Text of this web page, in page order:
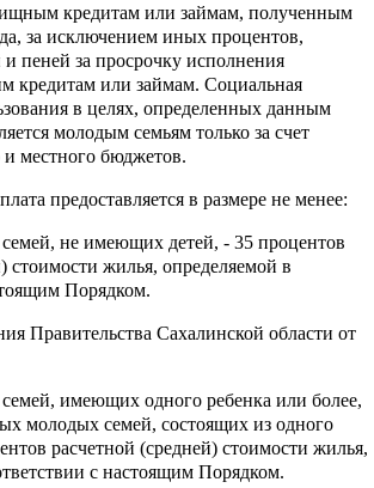
кредитам или займам, полученным
за исключением иных процентов,
пеней за просрочку исполнения
кредитам или займам. Социальная
в целях, определенных данным
молодым семьям только за счет
и местного бюджетов.
предоставляется в размере не менее:
не имеющих детей, - 35 процентов
стоимости жилья, определяемой в
Порядком.
Правительства Сахалинской области от
имеющих одного ребенка или более,
молодых семей, состоящих из одного
расчетной (средней) стоимости жилья,
с настоящим Порядком.